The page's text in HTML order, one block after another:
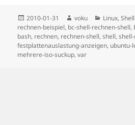
Posted
on
2010-01-31 Author
voku Categories
Linux,
rechnen-beispiel, bc-shell-rechnen-shell,
bash, rechnen, rechnen-shell,shell,
festplattenauslastung-anzeigen, ubuntu-
mehrere-iso-suckup,var